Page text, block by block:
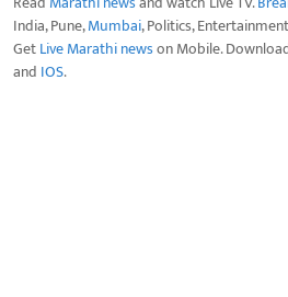
India, Pune,Mumbai, Politics,
GetLive Marathi newson Mobile.
and IOS.